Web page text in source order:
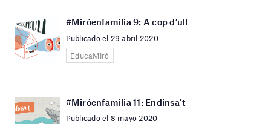
#Miróenfamilia 9: A cop d’ull
Publicado el 29 abril 2020
EducaMiró
#Miróenfamilia 11: Endinsa’t
Publicado el 8 mayo 2020